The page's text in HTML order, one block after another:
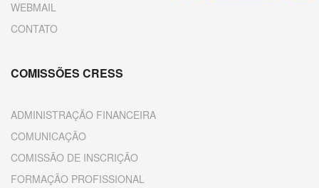
WEBMAIL
CONTATO
COMISSÕES CRESS
ADMINISTRAÇÃO FINANCEIRA
COMUNICAÇÃO
COMISSÃO DE INSCRIÇÃO
FORMAÇÃO PROFISSIONAL